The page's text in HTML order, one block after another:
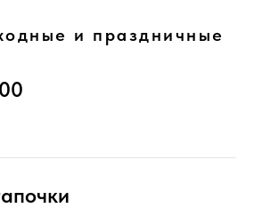
и праздничные